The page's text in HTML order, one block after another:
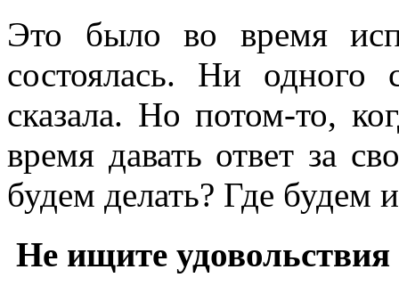
Это было во время
состоялась. Ни
сказала. Но потом-то,
время давать ответ за
будем делать? Где будем
Не ищите удовольствия